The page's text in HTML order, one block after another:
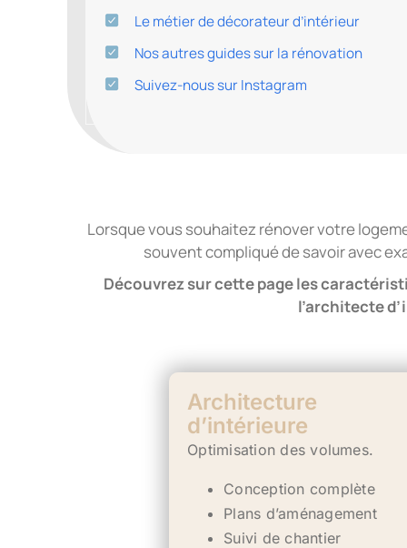
Le métier de décorateur d’intérieur
Nos autres guides sur la rénovation
Suivez-nous sur Instagram
Lorsque vous souhaitez rénover votre
souvent compliqué de savoir avec
Découvrez sur cette page les
l’architecte
Architecture
d’intérieure
Optimisation des volumes.
Conception complète
Plans d’aménagement
Suivi de chantier